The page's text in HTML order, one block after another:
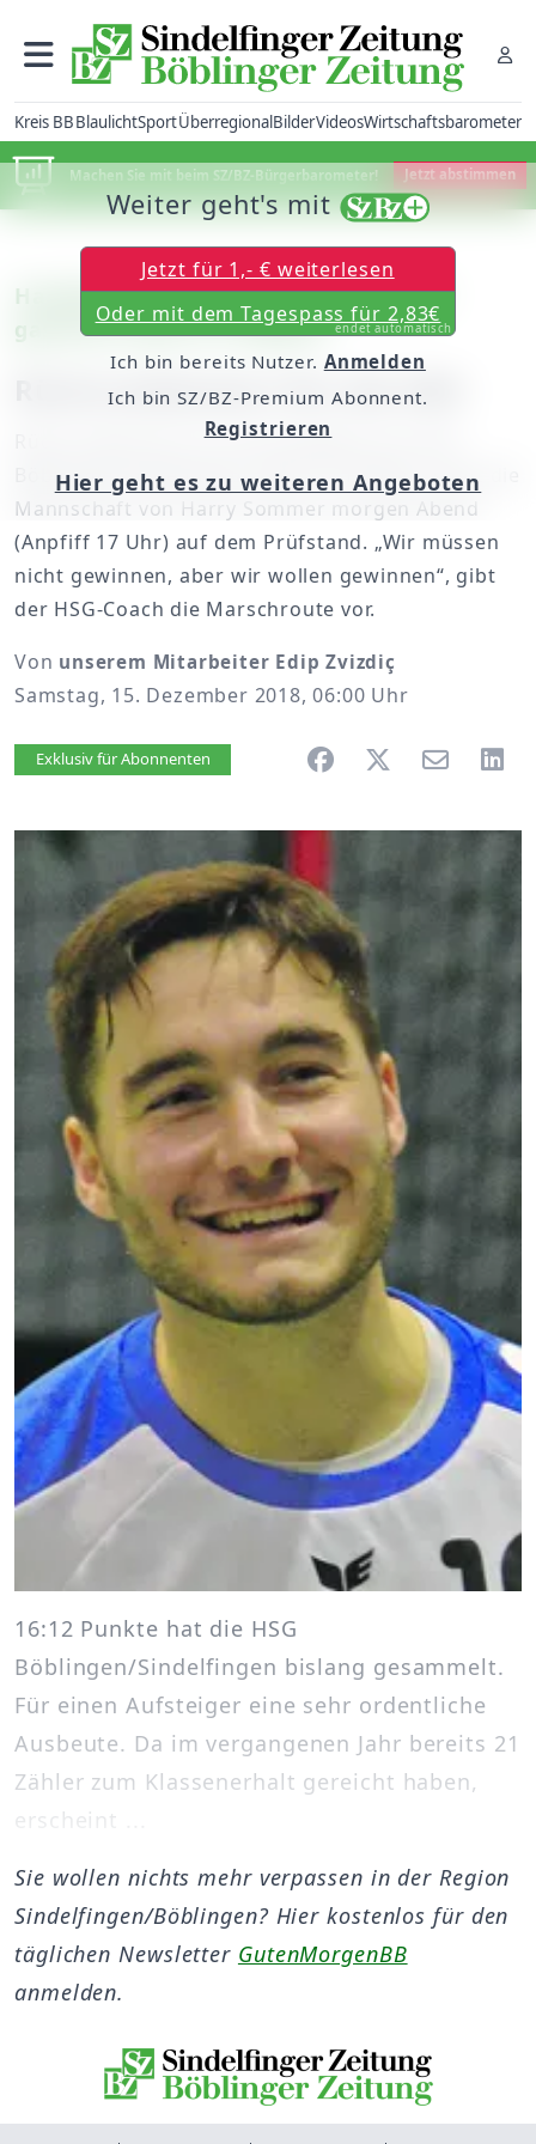
Kreis BBBlaulichtSportÜberregionalBilderVideosWirtschaftsbarometer
Machen Sie mit beim SZ/BZ-Bürgerbarometer! Jetzt abstimmen
Handball – Württemberg-Liga: „BöSis“
gastieren beim SV Fellbach
Rückrundenstart für die HSG
Rückrundenstart für die Handballer der HSG
Böblingen/Sindelfingen: Beim SV Fellbach steht die
Mannschaft von Harry Sommer morgen Abend
(Anpfiff 17 Uhr) auf dem Prüfstand. „Wir müssen
nicht gewinnen, aber wir wollen gewinnen“, gibt
der HSG-Coach die Marschroute vor.
Von unserem Mitarbeiter Edip Zvizdiç
Samstag, 15. Dezember 2018, 06:00 Uhr
Artikel vorlesen
Exklusiv für Abonnenten
16:12 Punkte hat die HSG
Böblingen/Sindelfingen bislang gesammelt.
Für einen Aufsteiger eine sehr ordentliche
Ausbeute. Da im vergangenen Jahr bereits 21
Zähler zum Klassenerhalt gereicht haben,
erscheint ...
Weiter geht's mit
Jetzt für 1,- € weiterlesen
Oder mit dem Tagespass für 2,83€
endet automatisch
Ich bin bereits Nutzer. Anmelden
Ich bin SZ/BZ-Premium Abonnent.
Registrieren
Hier geht es zu weiteren Angeboten
Sie wollen nichts mehr verpassen in der Region
Sindelfingen/Böblingen? Hier kostenlos für den
täglichen Newsletter GutenMorgenBB
anmelden.